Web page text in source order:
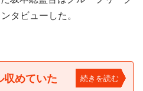
タビューした。
収めていた 続きを読む